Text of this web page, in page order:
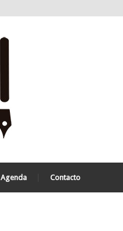
Agenda Contacto